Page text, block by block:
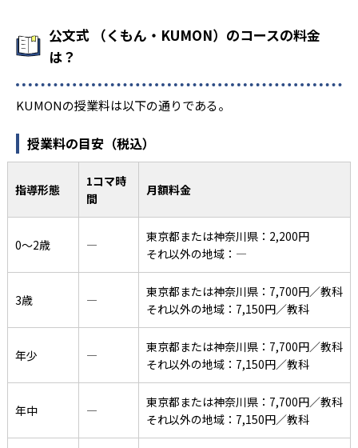
公文式 （くもん・KUMON）のコースの料金
は？
KUMONの授業料は以下の通りである。
授業料の目安（税込）
指導形態
1コマ時
間
月額料金
0〜2歳 ―
東京都または神奈川県：2,200円
それ以外の地域：―
3歳 ―
東京都または神奈川県：7,700円／教科
それ以外の地域：7,150円／教科
年少 ―
東京都または神奈川県：7,700円／教科
それ以外の地域：7,150円／教科
年中 ―
東京都または神奈川県：7,700円／教科
それ以外の地域：7,150円／教科